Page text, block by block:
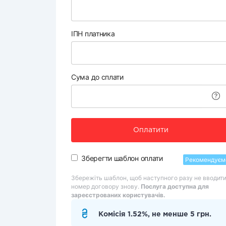
ІПН платника
Сума до сплати
Оплатити
Зберегти шаблон оплати
Збережіть шаблон, щоб наступного разу не вводити
номер договору знову. Послуга доступна для
зареєстрованих користувачів.
Комісія 1.52%, не менше 5 грн.